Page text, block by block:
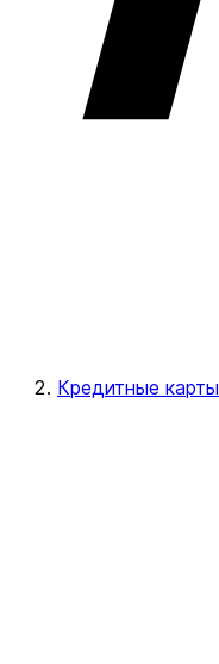
Кредитные карты